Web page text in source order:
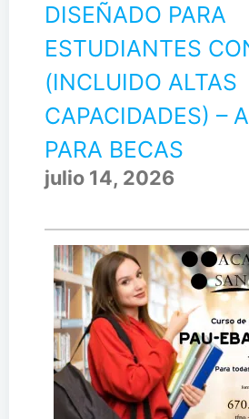
DISEÑADO PARA
ESTUDIANTES
(INCLUIDO ALTAS
CAPACIDADES) –
PARA BECAS
julio 14, 2026